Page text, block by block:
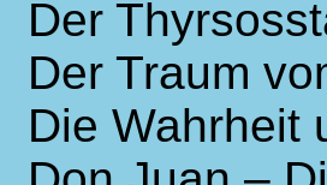
Der
Der Traum
Die Wahrheit